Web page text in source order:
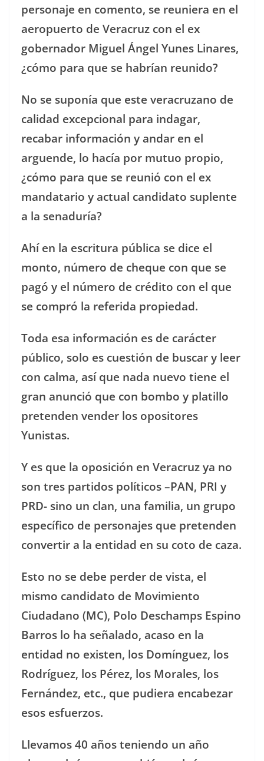
personaje en comento, se reuniera en el
aeropuerto de Veracruz con el ex
gobernador Miguel Ángel Yunes Linares,
¿cómo para que se habrían reunido?
No se suponía que este veracruzano de
calidad excepcional para indagar,
recabar información y andar en el
arguende, lo hacía por mutuo propio,
¿cómo para que se reunió con el ex
mandatario y actual candidato suplente
a la senaduría?
Ahí en la escritura pública se dice el
monto, número de cheque con que se
pagó y el número de crédito con el que
se compró la referida propiedad.
Toda esa información es de carácter
público, solo es cuestión de buscar y leer
con calma, así que nada nuevo tiene el
gran anunció que con bombo y platillo
pretenden vender los opositores
Yunistas.
Y es que la oposición en Veracruz ya no
son tres partidos políticos –PAN, PRI y
PRD- sino un clan, una familia, un grupo
específico de personajes que pretenden
convertir a la entidad en su coto de caza.
Esto no se debe perder de vista, el
mismo candidato de Movimiento
Ciudadano (MC), Polo Deschamps Espino
Barros lo ha señalado, acaso en la
entidad no existen, los Domínguez, los
Rodríguez, los Pérez, los Morales, los
Fernández, etc., que pudiera encabezar
esos esfuerzos.
Llevamos 40 años teniendo un año